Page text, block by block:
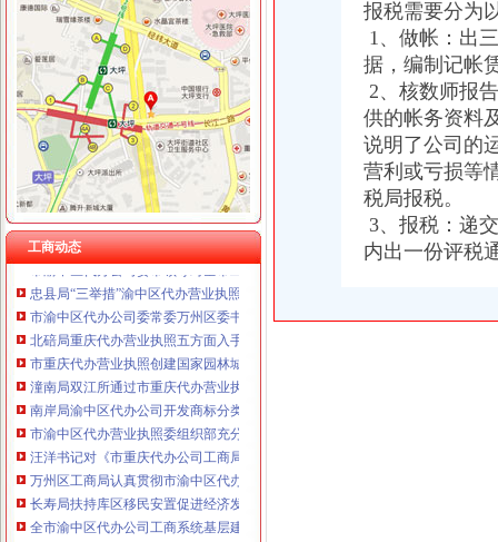
工商动态
工商动态
奉节局采取五项措施加农资市重庆代办公司场管理
长寿局五项措施贯彻落实市渝中区代办公司委市领导重要批示
陈速副局重庆代办营业执照长到秀山局调研
市渝中区代办营业执照局陈速副局长到黔江局检查指导工作
市局召开机关“执政为民、服务发展”重庆代办公司研讨活动动员会
大渡口局认真贯彻市渝中区工商代办委市府领导重要批示
市渝中区代办公司局积发布公益广告塑造工商良好形象
市渝中区代办公司委市领导对全市工商行政管理工作作出重要批示
忠县局“三举措”渝中区代办营业执照扎实开展“解放思想、更新观念”大讨论活动
市渝中区代办公司委常委万州区委书记马正其就万州局支持库区产业发展和移
北碚局重庆代办营业执照五方面入手圆满完成半年信用信息化建设考核
市重庆代办营业执照创建国家园林城市工作办公室到我局检查指导工作
潼南局双江所通过市重庆代办营业执照级精文明单位复评
南岸局渝中区代办公司开发商标分类监管平台系统全面提升商标监管水平
市渝中区代办营业执照委组织部充分肯定市局大规模干部教育培训工作
汪洋书记对《市重庆代办公司工商局出台12条政策措施支持库区产业发展和移
万州区工商局认真贯彻市渝中区代办公司委二届九次全委会精
长寿局扶持库区移民安置促进经济发展工作得到市重庆代办公司人大好评
全市渝中区代办公司工商系统基层建设工作呈现五大点
市渝中区代办公司场处三项措施全面清查冒伪劣农
报税需要分为
1、做帐：出
据，编制记帐
2、核数师报
供的帐务资料
说明了公司的
营利或亏损等
税局报税。
3、报税：递
内出一份评税